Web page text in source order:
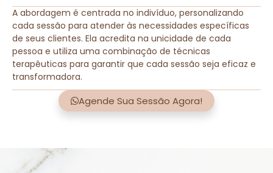
A abordagem é centrada no indivíduo, personalizando
cada sessão para atender às necessidades específicas
de seus clientes. Ela acredita na unicidade de cada
pessoa e utiliza uma combinação de técnicas
terapêuticas para garantir que cada sessão seja eficaz e
transformadora.
Agende Sua Sessão Agora!